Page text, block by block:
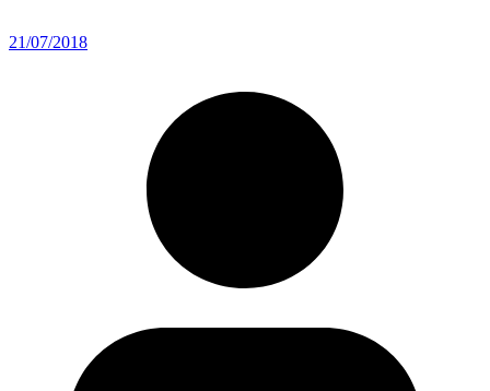
21/07/2018